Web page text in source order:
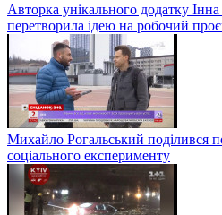
Авторка унікального додатку Інна
перетворила ідею на робочий
Михайло Рогальський поділився
соціального експерименту